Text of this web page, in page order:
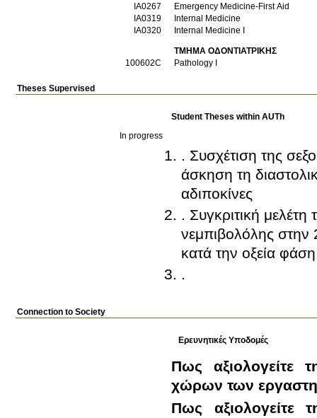
ΙΑ0267
Emergency Medicine-First Aid
ΙΑ0319
Internal Medicine
ΙΑ0320
Internal Medicine I
ΤΜΗΜΑ ΟΔΟΝΤΙΑΤΡΙΚΗΣ
100602C
Pathology I
Theses Supervised
Student Theses within AUTh
In progress
. Συσχέτιση της
άσκηση τη
αδιποκίνες
. Συγκριτική
νεμπιβολόλης στην
κατά την οξεία φάση
.
Connection to Society
Ερευνητικές Υποδομές
Πως αξιολογείτε
χώρων των
Πως αξιολογείτε